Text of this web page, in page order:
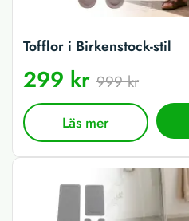
Tofflor i Birkenstock-stil
299 kr 999 kr
Läs mer